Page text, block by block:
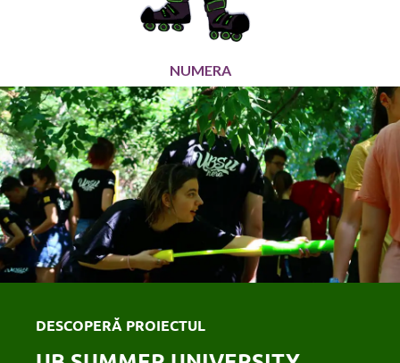
NUMERA
DESCOPERĂ PROIECTUL